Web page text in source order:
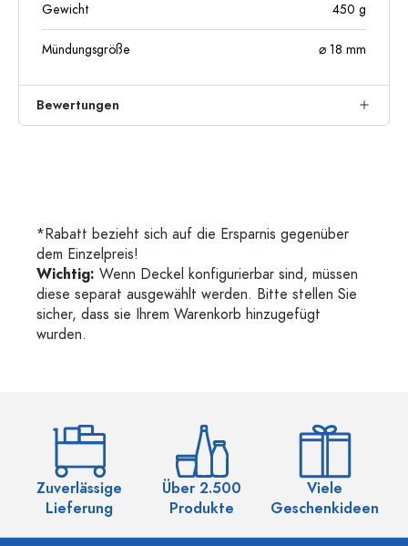
Gewicht 450 g
Mündungsgröße ⌀ 18 mm
Bewertungen
*Rabatt bezieht sich auf die Ersparnis gegenüber
dem Einzelpreis!
Wichtig: Wenn Deckel konfigurierbar sind, müssen
diese separat ausgewählt werden. Bitte stellen Sie
sicher, dass sie Ihrem Warenkorb hinzugefügt
wurden.
Zuverlässige
Lieferung
Über 2.500
Produkte
Viele
Geschenkideen